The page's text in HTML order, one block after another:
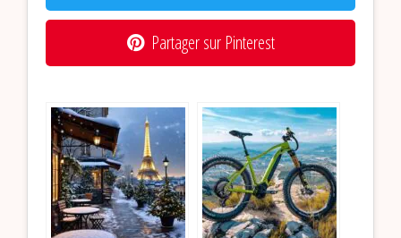
Partager sur Pinterest